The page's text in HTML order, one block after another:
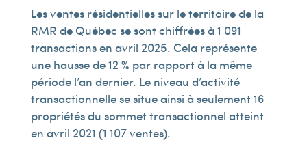
Les ventes résidentielles sur le territoire de la
RMR de Québec se sont chiffrées à 1 091
transactions en avril 2025. Cela représente
une hausse de 12 % par rapport à la même
période l’an dernier. Le niveau d’activité
transactionnelle se situe ainsi à seulement 16
propriétés du sommet transactionnel atteint
en avril 2021 (1 107 ventes).